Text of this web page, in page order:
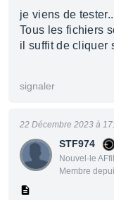
je viens de
Tous les fichiers
il suffit de cliquer
signaler
STF974
Nouvel·le
Membre
22 Décembre 2023 à